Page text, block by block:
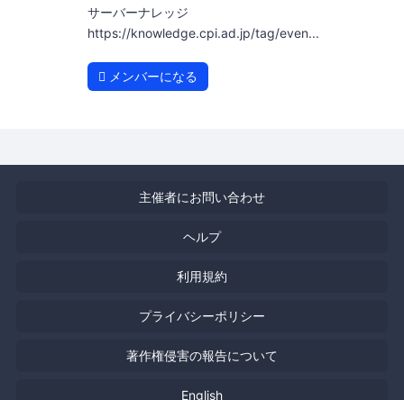
サーバーナレッジ
https://knowledge.cpi.ad.jp/tag/even...
メンバーになる
主催者にお問い合わせ
ヘルプ
利用規約
プライバシーポリシー
著作権侵害の報告について
English